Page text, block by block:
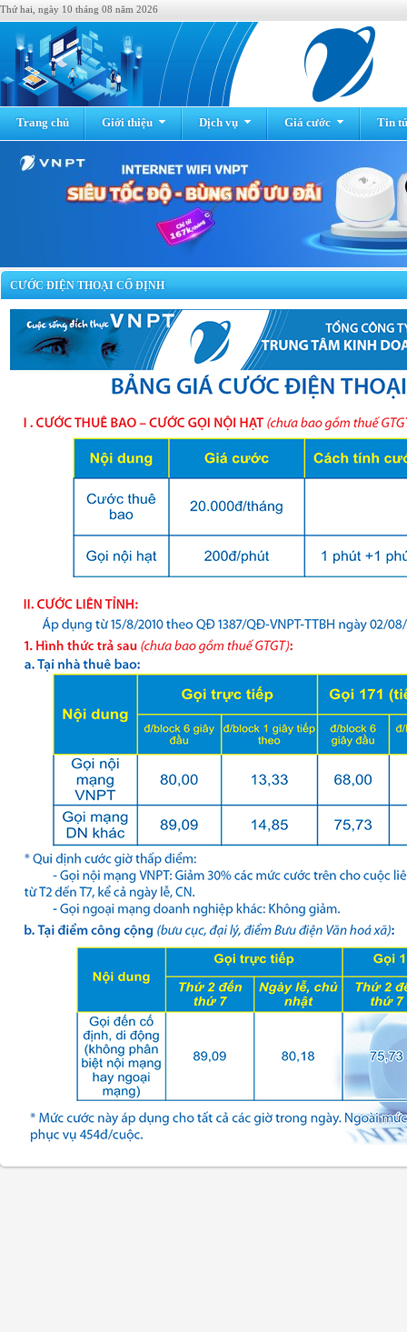
Thứ hai, ngày 10 tháng 08 năm 2026
Trang chủ Giới thiệu Dịch vụ Giá cước Tin
CƯỚC ĐIỆN THOẠI CỐ ĐỊNH